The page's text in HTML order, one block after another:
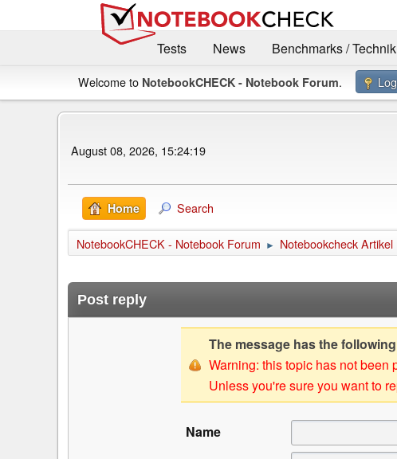
Tests
News Benchmarks / Technik
Welcome to NotebookCHECK - Notebook Forum.
August 08, 2026, 15:24:19
Home Search
NotebookCHECK - Notebook Forum ► Notebookcheck Artikel
Post reply
The message has the
Warning: this topic has not been
Unless you're sure you want to
Name